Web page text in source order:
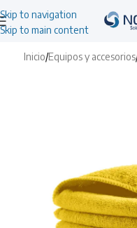
Skip to navigation
Skip to main content
Inicio/Equipos y accesorios